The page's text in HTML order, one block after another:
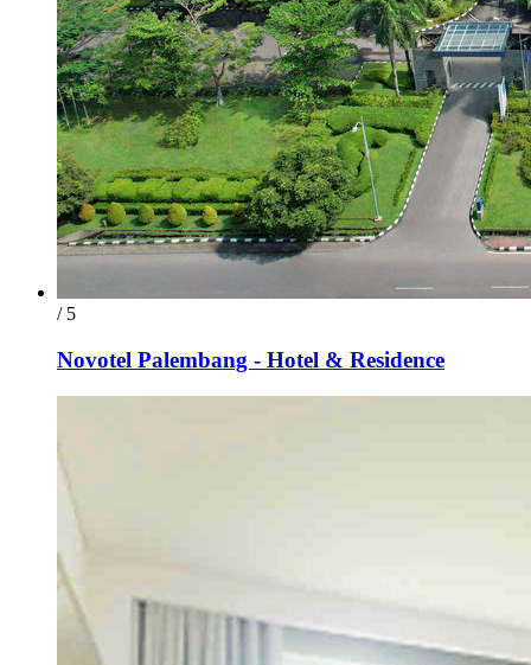
/ 5
Novotel Palembang - Hotel & Residence